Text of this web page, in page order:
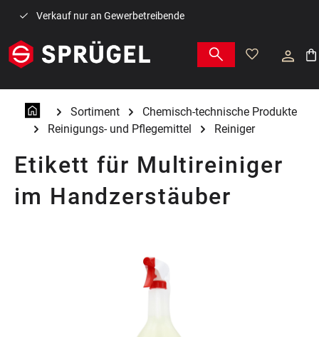
Zum Hauptinhalt springen
Verkauf nur an Gewerbetreibende
Sortiment
Chemisch-technische Produkte
Reinigungs- und Pflegemittel
Reiniger
Etikett für Multireiniger
im Handzerstäuber